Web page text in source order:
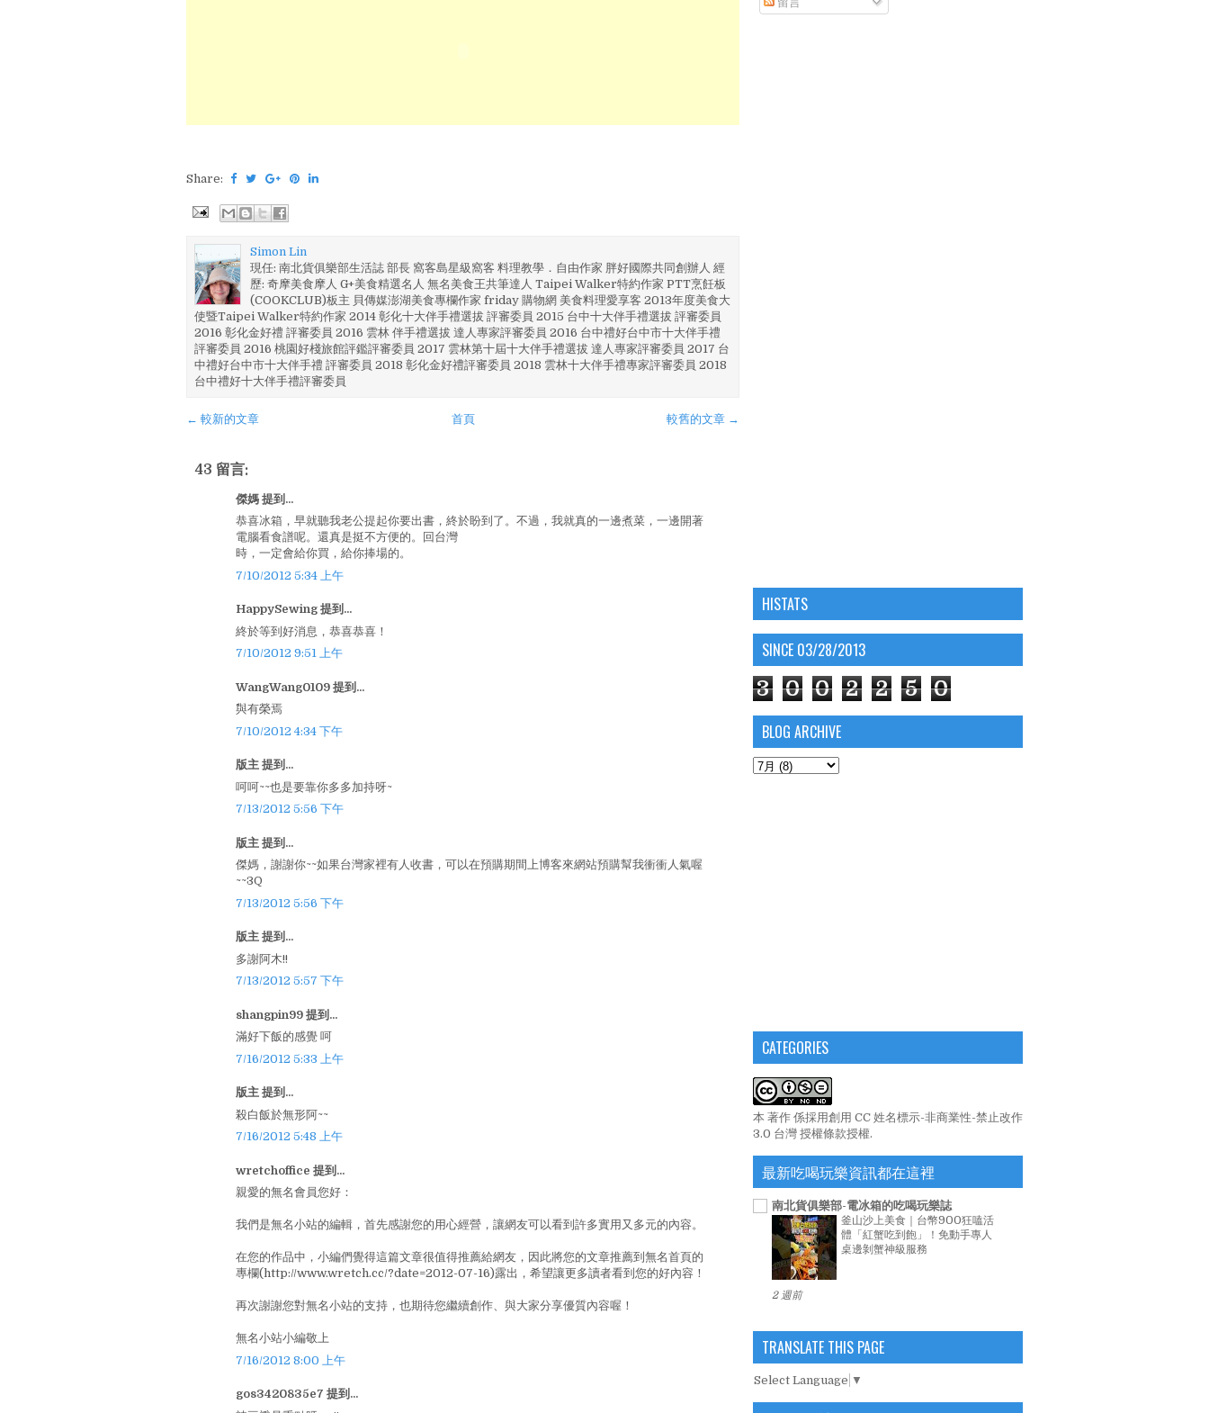
Share:
Simon Lin
現任: 南北貨俱樂部生活誌 部長 窩客島星級窩客 料理教學．自由作家 胖好國際共同創辦人 經
歷: 奇摩美食摩人 G+美食精選名人 無名美食王共筆達人 Taipei Walker特約作家 PTT烹飪板
(COOKCLUB)板主 貝傳媒澎湖美食專欄作家 friday 購物網 美食料理愛享客 2013年度美食大
使暨Taipei Walker特約作家 2014 彰化十大伴手禮選拔 評審委員 2015 台中十大伴手禮選拔 評審委員
2016 彰化金好禮 評審委員 2016 雲林 伴手禮選拔 達人專家評審委員 2016 台中禮好台中市十大伴手禮
評審委員 2016 桃園好棧旅館評鑑評審委員 2017 雲林第十屆十大伴手禮選拔 達人專家評審委員 2017 台
中禮好台中市十大伴手禮 評審委員 2018 彰化金好禮評審委員 2018 雲林十大伴手禮專家評審委員 2018
台中禮好十大伴手禮評審委員
← 較新的文章 較舊的文章 →
首頁
43 留言:
傑媽 提到...
恭喜冰箱，早就聽我老公提起你要出書，終於盼到了。不過，我就真的一邊煮菜，一邊開著
電腦看食譜呢。還真是挺不方便的。回台灣
時，一定會給你買，給你捧場的。
7/10/2012 5:34 上午
HappySewing 提到...
終於等到好消息，恭喜恭喜！
7/10/2012 9:51 上午
WangWang0109 提到...
^^與有榮焉
7/10/2012 4:34 下午
版主 提到...
呵呵~~也是要靠你多多加持呀~
7/13/2012 5:56 下午
版主 提到...
傑媽，謝謝你~~如果台灣家裡有人收書，可以在預購期間上博客來網站預購幫我衝衝人氣喔
~~3Q
7/13/2012 5:56 下午
版主 提到...
多謝阿木!!
7/13/2012 5:57 下午
shangpin99 提到...
滿好下飯的感覺 呵
7/16/2012 5:33 上午
版主 提到...
殺白飯於無形阿~~
7/16/2012 5:48 上午
wretchoffice 提到...
親愛的無名會員您好：
我們是無名小站的編輯，首先感謝您的用心經營，讓網友可以看到許多實用又多元的內容。
在您的作品中，小編們覺得這篇文章很值得推薦給網友，因此將您的文章推薦到無名首頁的
專欄(http://www.wretch.cc/?date=2012-07-16)露出，希望讓更多讀者看到您的好內容！
再次謝謝您對無名小站的支持，也期待您繼續創作、與大家分享優質內容喔！
無名小站小編敬上
7/16/2012 8:00 上午
gos3420835e7 提到...
HISTATS
SINCE 03/28/2013
3 0 0 2 2 5 0
BLOG ARCHIVE
CATEGORIES
本 著作 係採用創用 CC 姓名標示-非商業性-禁止改作
3.0 台灣 授權條款授權.
最新吃喝玩樂資訊都在這裡
南北貨俱樂部-電冰箱的吃喝玩樂誌
釜山沙上美食｜台幣900狂嗑活
體「紅蟹吃到飽」！免動手專人
桌邊剝蟹神級服務
2 週前
TRANSLATE THIS PAGE
Select Language ▼